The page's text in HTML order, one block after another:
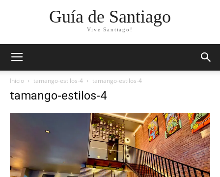
Guía de Santiago
Vive Santiago!
Inicio tamango-estilos-4 tamango-estilos-4
tamango-estilos-4